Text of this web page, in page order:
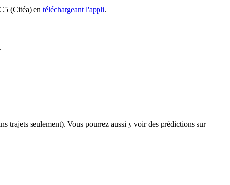
(Citéa) en téléchargeant l'appli.
trajets seulement). Vous pourrez aussi y voir des prédictions sur